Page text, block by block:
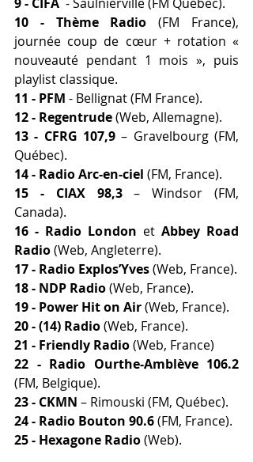
10 - Thème Radio (FM France),
journée coup de cœur + rotation «
nouveauté pendant 1 mois », puis
playlist classique.
11 - PFM - Bellignat (FM France).
12 - Regentrude (Web, Allemagne).
13 - CFRG 107,9 – Gravelbourg (FM,
Québec).
14 - Radio Arc-en-ciel (FM, France).
15 - CIAX 98,3 – Windsor (FM,
Canada).
16 - Radio London et Abbey Road
Radio (Web, Angleterre).
17 - Radio Explos’Yves (Web, France).
18 - NDP Radio (Web, France).
19 - Power Hit on Air (Web, France).
20 - (14) Radio (Web, France).
21 - Friendly Radio (Web, France)
22 - Radio Ourthe-Amblève 106.2
(FM, Belgique).
23 - CKMN – Rimouski (FM, Québec).
24 - Radio Bouton 90.6 (FM, France).
25 - Hexagone Radio (Web).